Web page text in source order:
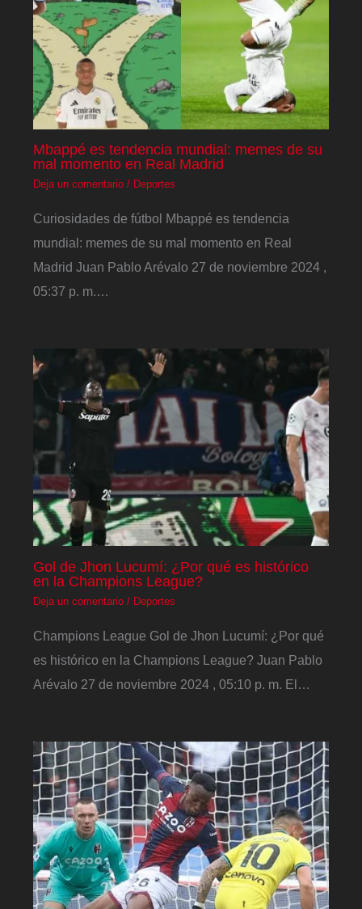
Mbappé es tendencia mundial: memes de su
mal momento en Real Madrid
Deja un comentario / Deportes
Curiosidades de fútbol Mbappé es tendencia
mundial: memes de su mal momento en Real
Madrid Juan Pablo Arévalo 27 de noviembre 2024 ,
05:37 p. m.…
Gol de Jhon Lucumí: ¿Por qué es histórico
en la Champions League?
Deja un comentario / Deportes
Champions League Gol de Jhon Lucumí: ¿Por qué
es histórico en la Champions League? Juan Pablo
Arévalo 27 de noviembre 2024 , 05:10 p. m. El…